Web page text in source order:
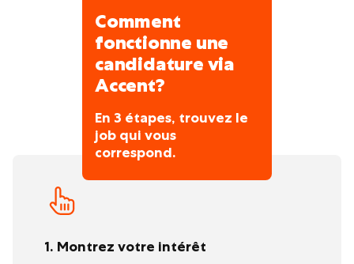
fabricants tchèques et slovaques.
L’équipe compte environ 7 techniciens et se
distingue par sa stabilité et son expertise. Le
turnover est extrêmement faible : les
techniciens restent souvent entre 10 et 15
ans dans l’entreprise.
Comment
fonctionne une
candidature via
Accent?
En 3 étapes, trouvez le
job qui vous
correspond.
1. Montrez votre intérêt